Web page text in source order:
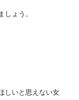
ょう。
しいと思えない女